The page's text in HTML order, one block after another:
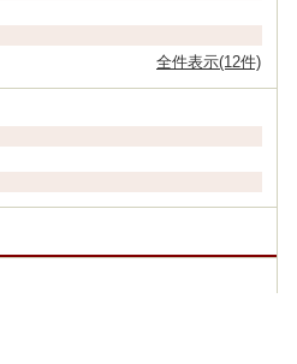
全件表示(12件)